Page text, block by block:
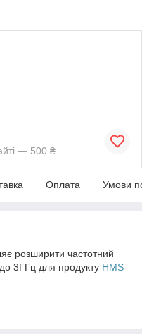
— 500 ₴
Оплата Умови
розширити частотний
3ГГц для продукту HMS-